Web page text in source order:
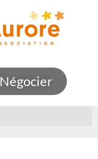
Négocier